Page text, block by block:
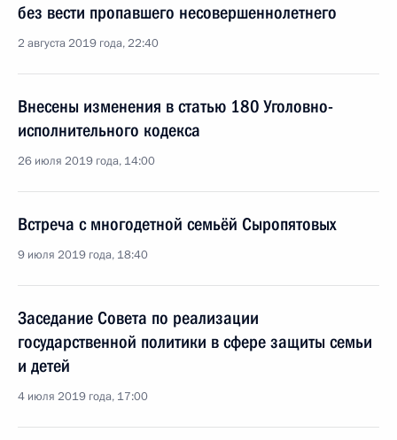
без вести пропавшего несовершеннолетнего
2 августа 2019 года, 22:40
Внесены изменения в статью 180 Уголовно-
исполнительного кодекса
26 июля 2019 года, 14:00
Встреча с многодетной семьёй Сыропятовых
9 июля 2019 года, 18:40
Заседание Совета по реализации
государственной политики в сфере защиты семьи
и детей
4 июля 2019 года, 17:00